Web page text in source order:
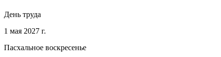
День труда
1 мая 2027 г.
Пасхальное воскресенье